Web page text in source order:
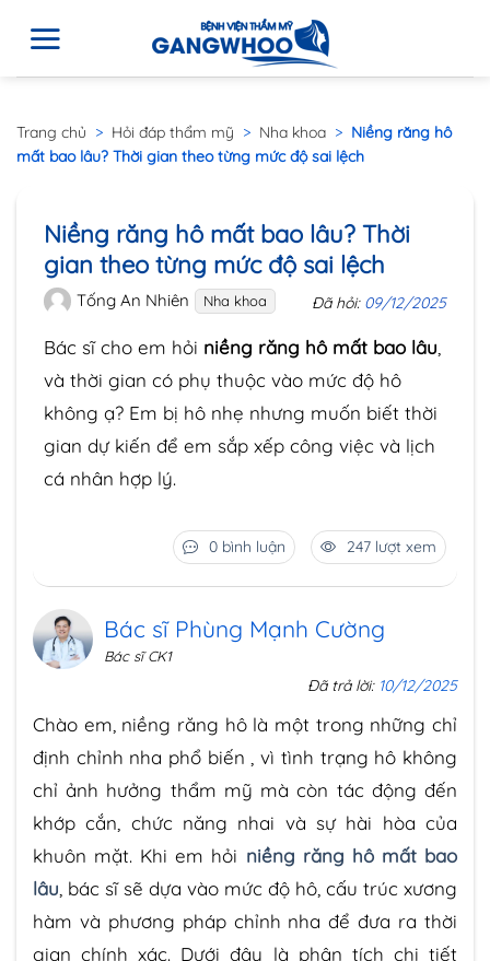
Trang chủ > Hỏi đáp thẩm mỹ > Nha khoa > Niềng răng hô
mất bao lâu? Thời gian theo từng mức độ sai lệch
Niềng răng hô mất bao lâu? Thời
gian theo từng mức độ sai lệch
Tống An Nhiên Nha khoa Đã hỏi: 09/12/2025
Bác sĩ cho em hỏi niềng răng hô mất bao lâu
và thời gian có phụ thuộc vào mức độ hô
không ạ? Em bị hô nhẹ nhưng muốn biết thời
gian dự kiến để em sắp xếp công việc và lịch
cá nhân hợp lý.
0 bình luận 247 lượt xem
Bác sĩ Phùng Mạnh Cường
Bác sĩ CK1
Đã trả lời: 10/12/2025
Chào em, niềng răng hô là một trong những chỉ
định chỉnh nha phổ biến , vì tình trạng hô không
chỉ ảnh hưởng thẩm mỹ mà còn tác động đến
khớp cắn, chức năng nhai và sự hài hòa của
khuôn mặt. Khi em hỏi niềng răng hô mất bao
lâu , bác sĩ sẽ dựa vào mức độ hô, cấu trúc xương
hàm và phương pháp chỉnh nha để đưa ra thời
gian chính xác. Dưới đây là phân tích chi tiết